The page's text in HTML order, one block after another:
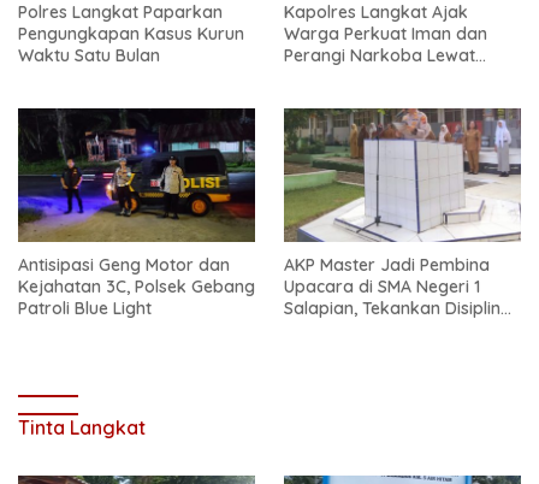
Polres Langkat Paparkan
Pengungkapan Kasus Kurun
Waktu Satu Bulan
Kapolres Langkat Ajak
Warga Perkuat Iman dan
Perangi Narkoba Lewat
Antisipasi Geng Motor dan
Kejahatan 3C, Polsek Gebang
Patroli Blue Light
AKP Master Jadi Pembina
Upacara di SMA Negeri 1
Salapian, Tekankan Disiplin
Tinta Langkat